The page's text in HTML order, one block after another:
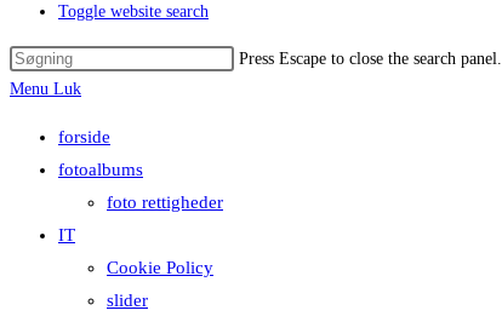
Toggle website search
Press Escape to close the search panel.
Menu Luk
forside
fotoalbums
foto rettigheder
IT
Cookie Policy
slider